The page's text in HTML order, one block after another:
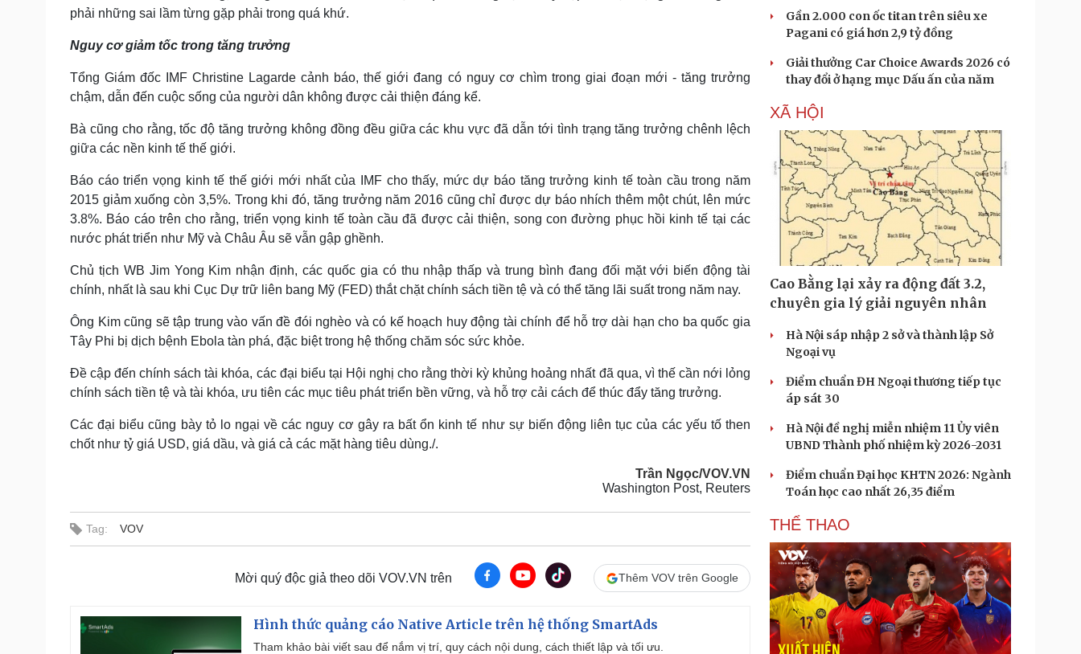
phải những sai lầm từng gặp phải trong quá khứ.
Nguy cơ giảm tốc trong tăng trưởng
Tổng Giám đốc IMF Christine Lagarde cảnh báo, thế giới đang có nguy cơ chìm trong giai đoạn mới - tăng trưởng
chậm, dẫn đến cuộc sống của người dân không được cải thiện đáng kể.
Bà cũng cho rằng, tốc độ tăng trưởng không đồng đều giữa các khu vực đã dẫn tới tình trạng tăng trưởng chênh lệch
giữa các nền kinh tế thế giới.
Báo cáo triển vọng kinh tế thế giới mới nhất của IMF cho thấy, mức dự báo tăng trưởng kinh tế toàn cầu trong năm
2015 giảm xuống còn 3,5%. Trong khi đó, tăng trưởng năm 2016 cũng chỉ được dự báo nhích thêm một chút, lên mức
3.8%. Báo cáo trên cho rằng, triển vọng kinh tế toàn cầu đã được cải thiện, song con đường phục hồi kinh tế tại các
nước phát triển như Mỹ và Châu Âu sẽ vẫn gập ghềnh.
Chủ tịch WB Jim Yong Kim nhận định, các quốc gia có thu nhập thấp và trung bình đang đối mặt với biến động tài
chính, nhất là sau khi Cục Dự trữ liên bang Mỹ (FED) thắt chặt chính sách tiền tệ và có thể tăng lãi suất trong năm nay.
Ông Kim cũng sẽ tập trung vào vấn đề đói nghèo và có kế hoạch huy động tài chính để hỗ trợ dài hạn cho ba quốc gia
Tây Phi bị dịch bệnh Ebola tàn phá, đặc biệt trong hệ thống chăm sóc sức khỏe.
Đề cập đến chính sách tài khóa, các đại biểu tại Hội nghị cho rằng thời kỳ khủng hoảng nhất đã qua, vì thế cần nới lỏng
chính sách tiền tệ và tài khóa, ưu tiên các mục tiêu phát triển bền vững, và hỗ trợ cải cách để thúc đẩy tăng trưởng.
Các đại biểu cũng bày tỏ lo ngại về các nguy cơ gây ra bất ổn kinh tế như sự biến động liên tục của các yếu tố then
chốt như tỷ giá USD, giá dầu, và giá cả các mặt hàng tiêu dùng./.
Trần Ngọc/VOV.VN
Washington Post, Reuters
Tag: VOV
Mời quý độc giả theo dõi VOV.VN trên Thêm VOV trên Google
Hình thức quảng cáo Native Article trên hệ thống SmartAds
Tham khảo bài viết sau để nắm vị trí, quy cách nội dung, cách thiết lập và tối ưu.
Gần 2.000 con ốc titan trên siêu xe
Pagani có giá hơn 2,9 tỷ đồng
Giải thưởng Car Choice Awards 2026 có
thay đổi ở hạng mục Dấu ấn của năm
XÃ HỘI
Cao Bằng lại xảy ra động đất 3.2,
chuyên gia lý giải nguyên nhân
Hà Nội sáp nhập 2 sở và thành lập Sở
Ngoại vụ
Điểm chuẩn ĐH Ngoại thương tiếp tục
áp sát 30
Hà Nội đề nghị miễn nhiệm 11 Ủy viên
UBND Thành phố nhiệm kỳ 2026-2031
Điểm chuẩn Đại học KHTN 2026: Ngành
Toán học cao nhất 26,35 điểm
THỂ THAO